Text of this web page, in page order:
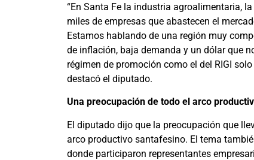
“En Santa Fe la industria agroalimentaria,
miles de empresas que abastecen el
Estamos hablando de una región muy
de inflación, baja demanda y un dólar que
régimen de promoción como el del RIGI
destacó el diputado.
Una preocupación de todo el arco
El diputado dijo que la preocupación que
arco productivo santafesino. El tema
donde participaron representantes